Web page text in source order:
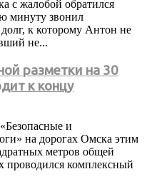
с жалобой обратился
минуту звонил
к которому Антон не
не...
разметки на 30
к концу
и
на дорогах Омска этим
метров общей
проводился комплексный